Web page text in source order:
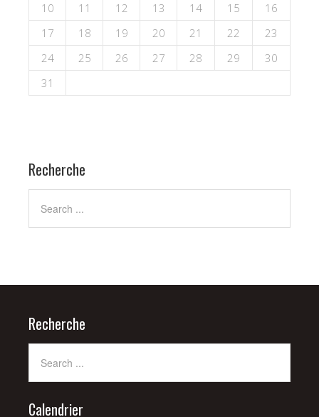
10
11 12 13 14 15
16
17
18 19 20 21 22
23
24
25 26 27 28 29
30
31
Recherche
Recherche
Calendrier